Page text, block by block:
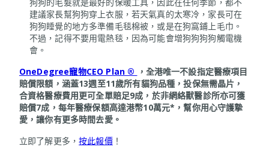
狗狗的毛髮就是最好的保暖工具，因此在任何季節，都不
建議家長幫狗狗穿上衣服，若天氣真的太寒冷，家長可在
狗狗睡覺的地方多準備毛毯棉被，或是在狗窩鋪上毛巾。
不過，記得不要用電熱毯，因為可能會增狗狗狗狗觸電機
會。
OneDegree寵物CEO Plan ® ，全港唯一不設指定醫療項目
賠償限額，涵蓋13週至11歲所有貓狗品種，投保無需晶片，
合資格醫療費用更可全單賠足9成，於非網絡獸醫診所亦可獲
賠償7成，每年醫療保額高達港幣10萬元*，幫你用心守護摯
愛，讓你有更多時間去愛。
立即了解更多，按此報價！